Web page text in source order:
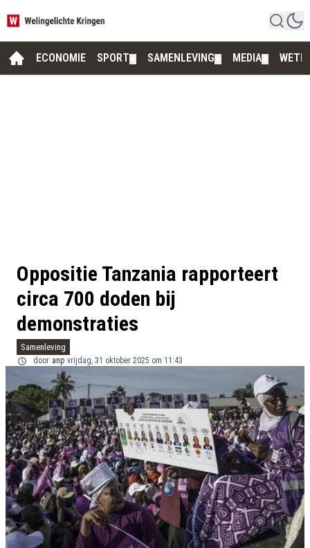
ECONOMIE SPORT SAMENLEVING MEDIA
Oppositie Tanzania rapporteert
circa 700 doden bij
demonstraties
Samenleving
door anp vrijdag, 31 oktober 2025 om 11:43